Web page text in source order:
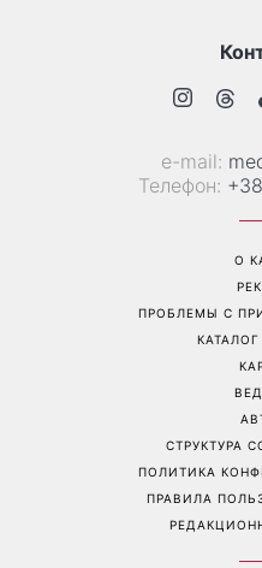
е-mail:
Телефон:
О
ПРОБЛЕМЫ С
СТРУКТУРА
ПОЛИТИКА
ПРАВИЛА